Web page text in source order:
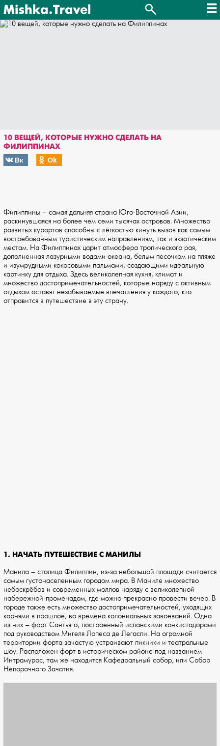
Mishka.Travel
10 ВЕЩЕЙ, КОТОРЫЕ НУЖНО СДЕЛАТЬ НА
ФИЛИППИНАХ
Вк
Оk
Филиппины – самая дальняя страна Юго-Восточной Азии,
раскинувшаяся на более чем семи тысячах островов. Множество
развитых курортов способны с лёгкостью кинуть вызов как самым
востребованным туристическим направлениям, так и экзотическим
местам. На Филиппинах царит атмосфера тропического рая,
дополненная лазурными водами океана, белым песочком на пляже
и изумрудными кокосовыми пальмами, создающими идеальную
картинку для отдыха. Здесь великолепная кухня, климат и
множество достопримечательностей, которые наряду с активным
отдыхом оставят незабываемые впечатления у каждого, кто
отправится в путешествие в эту страну.
1. НАЧАТЬ ПУТЕШЕСТВИЕ С МАНИЛЫ
Манила – столица Филиппин, из-за небольшой площади считается
самым густонаселенным городом мира. В Маниле множество
небоскрёбов и современных моллов наряду с великолепной
набережной-променадом, где можно прекрасно провести вечер. В
городе также есть множество достопримечательностей, уходящих
корнями в прошлое, во времена колониальных завоеваний. Одна
из них – форт Сантьяго, построенный испанскими конкистадорами
под руководством Мигеля Лопеса де Легаспи. На огромной
территории форта зачастую устраивают пикники и театральные
шоу. Расположен форт в историческом районе под названием
Интрамурос, там же находится Кафедральный собор, или Собор
Непорочного Зачатия.